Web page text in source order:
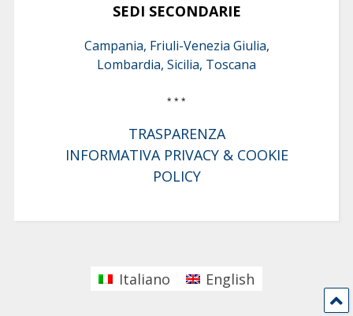
SEDI SECONDARIE
Campania, Friuli-Venezia Giulia,
Lombardia, Sicilia, Toscana
* * *
TRASPARENZA
INFORMATIVA PRIVACY & COOKIE
POLICY
Italiano English